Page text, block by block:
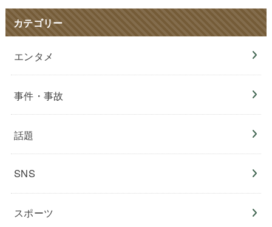
カテゴリー
エンタメ
事件・事故
話題
SNS
スポーツ